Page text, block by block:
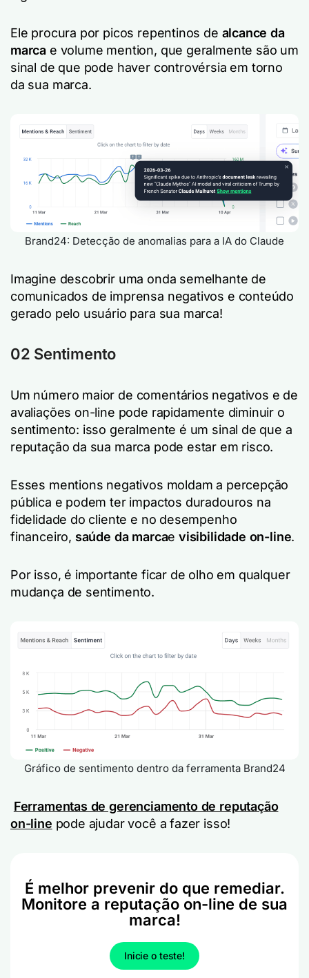
Ele procura por picos repentinos de alcance da
marca e volume mention, que geralmente são um
sinal de que pode haver controvérsia em torno
da sua marca.
Brand24: Detecção de anomalias para a IA do Claude
Imagine descobrir uma onda semelhante de
comunicados de imprensa negativos e conteúdo
gerado pelo usuário para sua marca!
02 Sentimento
Um número maior de comentários negativos e de
avaliações on-line pode rapidamente diminuir o
sentimento: isso geralmente é um sinal de que a
reputação da sua marca pode estar em risco.
Esses mentions negativos moldam a percepção
pública e podem ter impactos duradouros na
fidelidade do cliente e no desempenho
financeiro, saúde da marcae visibilidade on-line.
Por isso, é importante ficar de olho em qualquer
mudança de sentimento.
Gráfico de sentimento dentro da ferramenta Brand24
Ferramentas de gerenciamento de reputação
on-line pode ajudar você a fazer isso!
É melhor prevenir do que remediar.
Monitore a reputação on-line de sua
marca!
Inicie o teste!